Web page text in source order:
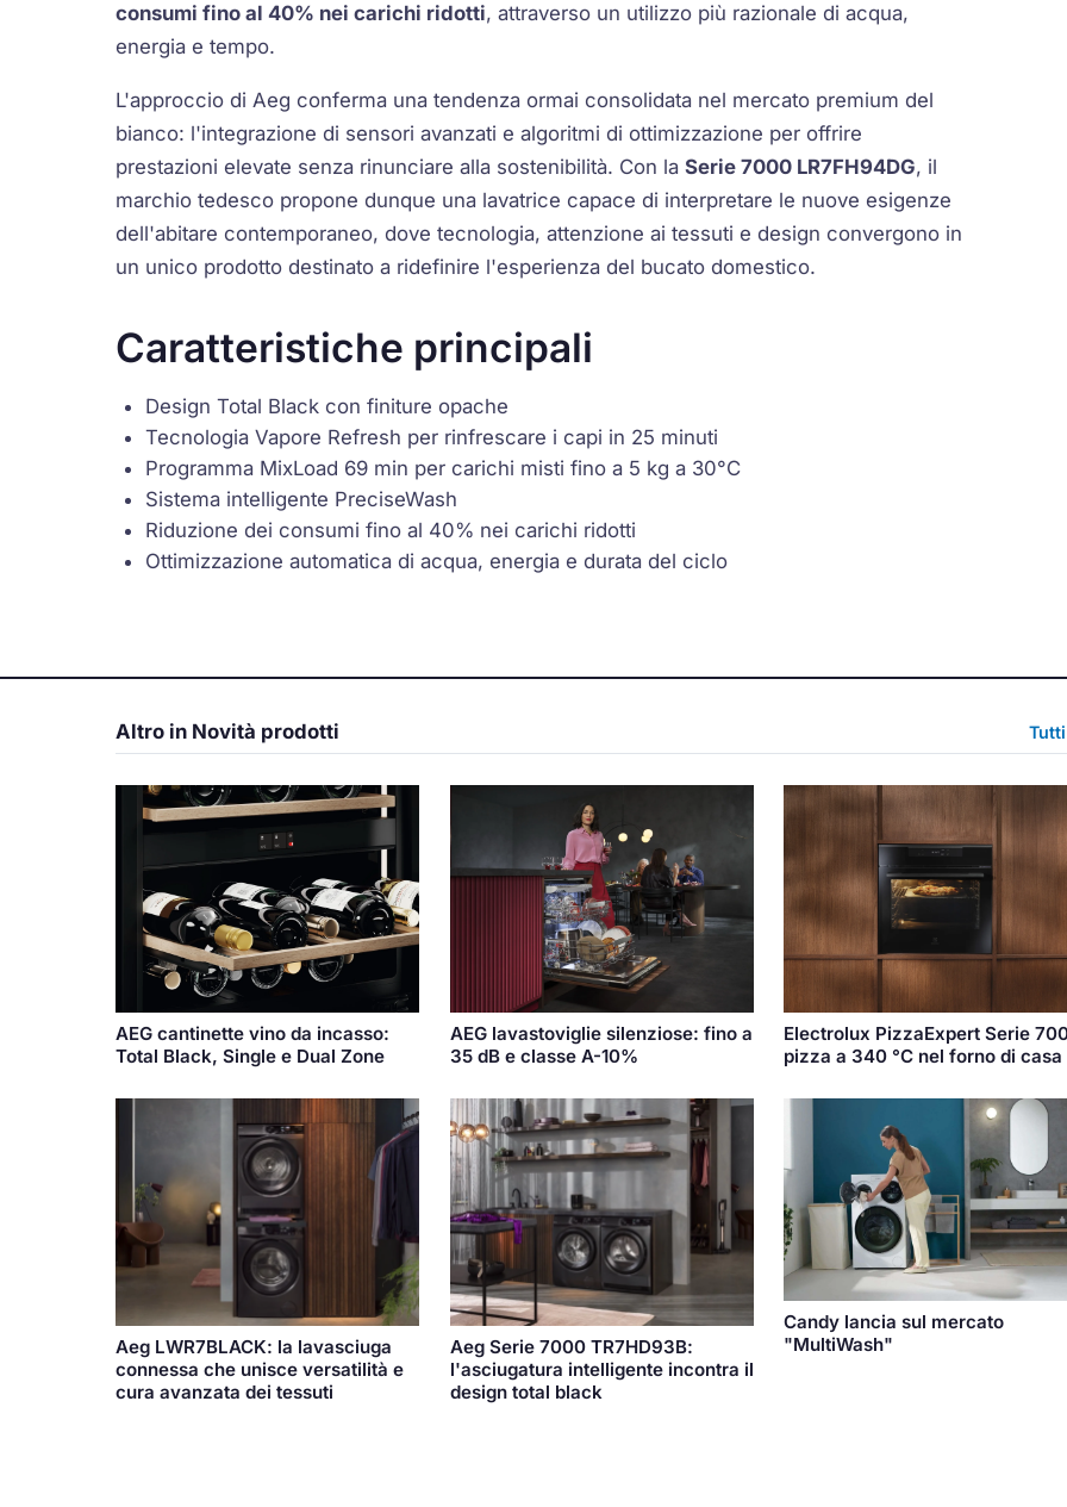
consumi fino al 40% nei carichi ridotti, attraverso un utilizzo più razionale di acqua,
energia e tempo.
L'approccio di Aeg conferma una tendenza ormai consolidata nel mercato premium del
bianco: l'integrazione di sensori avanzati e algoritmi di ottimizzazione per offrire
prestazioni elevate senza rinunciare alla sostenibilità. Con laSerie 7000 LR7FH94DG, il
marchio tedesco propone dunque una lavatrice capace di interpretare le nuove esigenze
dell'abitare contemporaneo, dove tecnologia, attenzione ai tessuti e design convergono in
un unico prodotto destinato a ridefinire l'esperienza del bucato domestico.
Caratteristiche principali
Design Total Black con finiture opache
Tecnologia Vapore Refresh per rinfrescare i capi in 25 minuti
Programma MixLoad 69 min per carichi misti fino a 5 kg a 30°C
Sistema intelligente PreciseWash
Riduzione dei consumi fino al 40% nei carichi ridotti
Ottimizzazione automatica di acqua, energia e durata del ciclo
Altro in Novità prodotti
AEG cantinette vino da incasso:
Total Black, Single e Dual Zone
AEG lavastoviglie silenziose: fino a
35 dB e classe A-10%
Electrolux PizzaExpert Serie
pizza a 340 °C nel forno di casa
Aeg LWR7BLACK: la lavasciuga
connessa che unisce versatilità e
cura avanzata dei tessuti
Aeg Serie 7000 TR7HD93B:
l'asciugatura intelligente incontra il
design total black
Candy lancia sul mercato
"MultiWash"